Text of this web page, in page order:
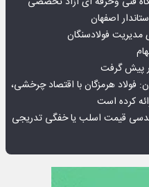
اصفهان
مدیریت فولادسنگان
پیش گرفت
هرمزگان با اقتصاد چرخشی،
کرده است
بورس کالا؛ مهندسی قیمت اسلب یا خفگی تدریجی